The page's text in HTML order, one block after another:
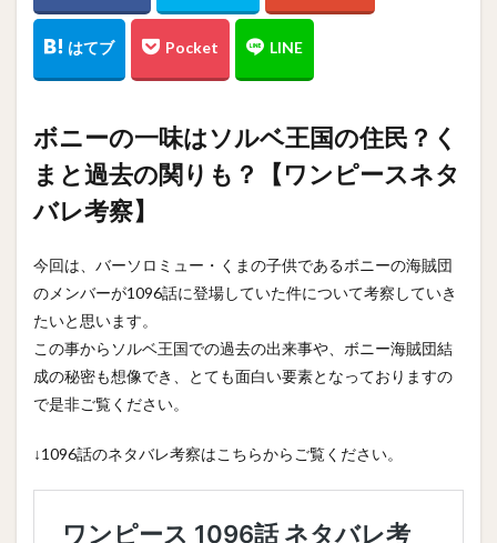
ボニーの一味はソルベ王国の住民？く
まと過去の関りも？【ワンピースネタ
バレ考察】
今回は、バーソロミュー・くまの子供であるボニーの海賊団
のメンバーが1096話に登場していた件について考察していき
たいと思います。
この事からソルベ王国での過去の出来事や、ボニー海賊団結
成の秘密も想像でき、とても面白い要素となっておりますの
で是非ご覧ください。
↓1096話のネタバレ考察はこちらからご覧ください。